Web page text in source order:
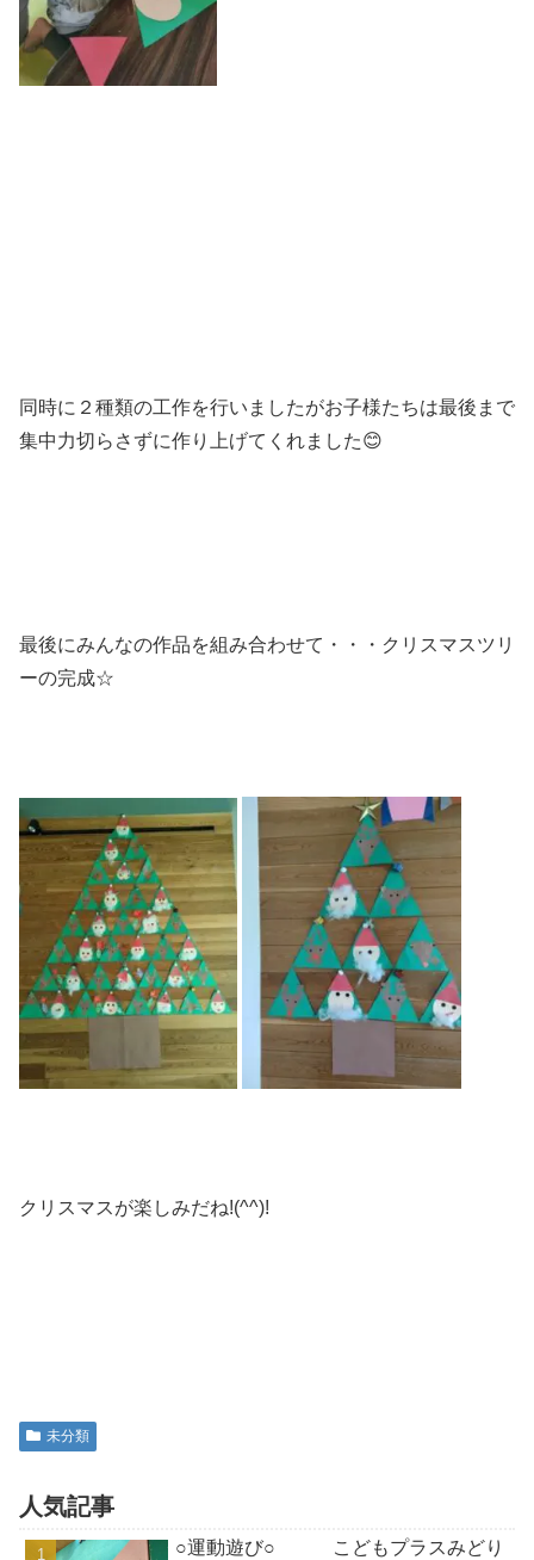
同時に２種類の工作を行いましたがお子様たちは最後まで
集中力切らさずに作り上げてくれました😊
最後にみんなの作品を組み合わせて・・・クリスマスツリ
ーの完成☆
クリスマスが楽しみだね!(^^)!
未分類
人気記事
○運動遊び○ こどもプラスみどり